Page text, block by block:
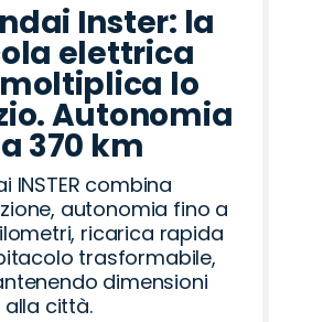
Inster: la
elettrica
lo
Autonomia
370 km
INSTER combina
autonomia fino a
ricarica rapida
trasformabile,
dimensioni
città.